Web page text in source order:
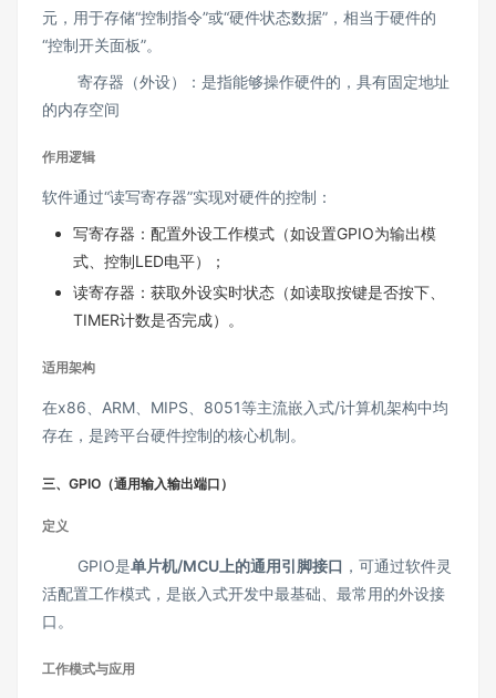
元，用于存储“控制指令”或“硬件状态数据”，相当于硬件的
“控制开关面板”。
寄存器（外设）：是指能够操作硬件的，具有固定地址
的内存空间
作用逻辑
软件通过“读写寄存器”实现对硬件的控制：
写寄存器：配置外设工作模式（如设置GPIO为输出模
式、控制LED电平）；
读寄存器：获取外设实时状态（如读取按键是否按下、
TIMER计数是否完成）。
适用架构
在x86、ARM、MIPS、8051等主流嵌入式/计算机架构中均
存在，是跨平台硬件控制的核心机制。
三、GPIO（通用输入输出端口）
定义
GPIO是单片机/MCU上的通用引脚接口 ，可通过软件灵
活配置工作模式，是嵌入式开发中最基础、最常用的外设接
口。
工作模式与应用